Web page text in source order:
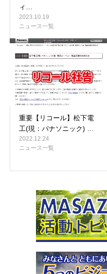
ィ…
2023.10.19
ニュース一覧
重要【リコール】松下電
工(現：パナソニック) …
2022.12.24
ニュース一覧